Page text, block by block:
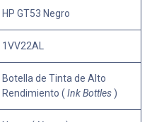
HP GT53 Negro
1VV22AL
Botella de Tinta de Alto
Rendimiento ( Ink Bottles )